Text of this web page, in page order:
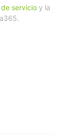
servicioy la